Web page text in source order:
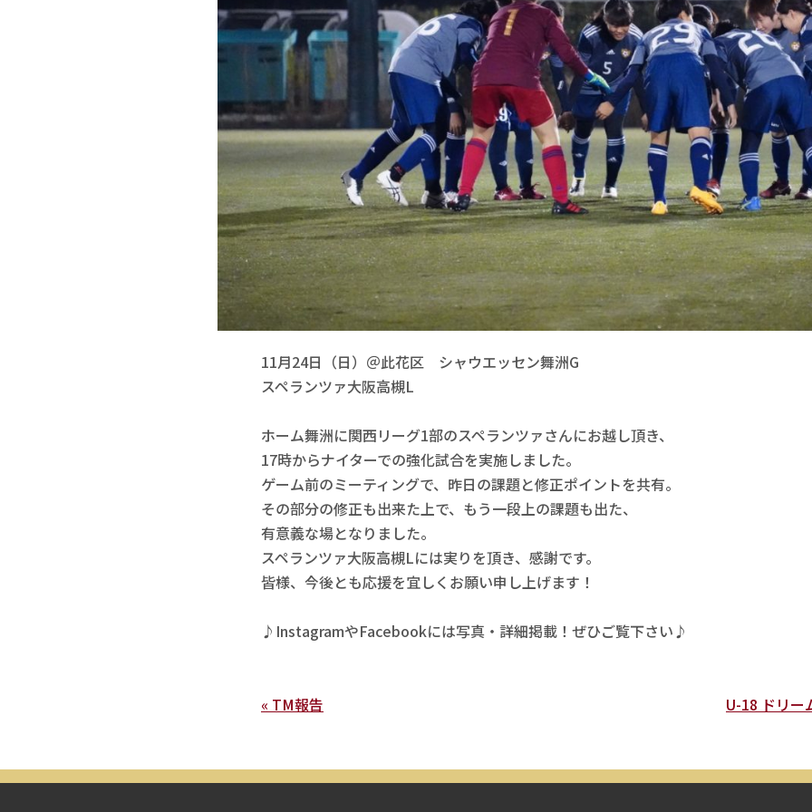
11月24日（日）＠此花区　シャウエッセン舞洲G
スペランツァ大阪高槻L
ホーム舞洲に関西リーグ1部のスペランツァさんにお越し頂き、
17時からナイターでの強化試合を実施しました。
ゲーム前のミーティングで、昨日の課題と修正ポイントを共有。
その部分の修正も出来た上で、もう一段上の課題も出た、
有意義な場となりました。
スペランツァ大阪高槻Lには実りを頂き、感謝です。
皆様、今後とも応援を宜しくお願い申し上げます！
♪InstagramやFacebookには写真・詳細掲載！ぜひご覧下さい♪
« TM報告 U-18 ドリー